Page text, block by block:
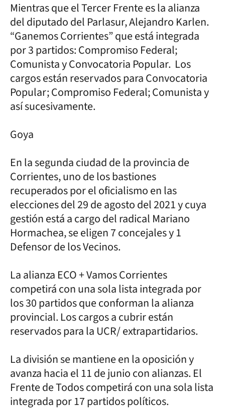
Mientras que el Tercer Frente es la alianza
del diputado del Parlasur, Alejandro Karlen.
“Ganemos Corrientes” que está integrada
por 3 partidos: Compromiso Federal;
Comunista y Convocatoria Popular. Los
cargos están reservados para Convocatoria
Popular; Compromiso Federal; Comunista y
así sucesivamente.
Goya
En la segunda ciudad de la provincia de
Corrientes, uno de los bastiones
recuperados por el oficialismo en las
elecciones del 29 de agosto del 2021 y cuya
gestión está a cargo del radical Mariano
Hormachea, se eligen 7 concejales y 1
Defensor de los Vecinos.
La alianza ECO + Vamos Corrientes
competirá con una sola lista integrada por
los 30 partidos que conforman la alianza
provincial. Los cargos a cubrir están
reservados para la UCR/ extrapartidarios.
La división se mantiene en la oposición y
avanza hacia el 11 de junio con alianzas. El
Frente de Todos competirá con una sola lista
integrada por 17 partidos políticos.